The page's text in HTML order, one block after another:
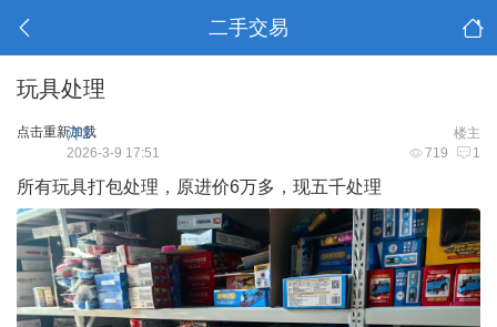
二手交易
玩具处理
点击重新加载 楼主
洋2
719 1
2026-3-9 17:51
所有玩具打包处理，原进价6万多，现五千处理